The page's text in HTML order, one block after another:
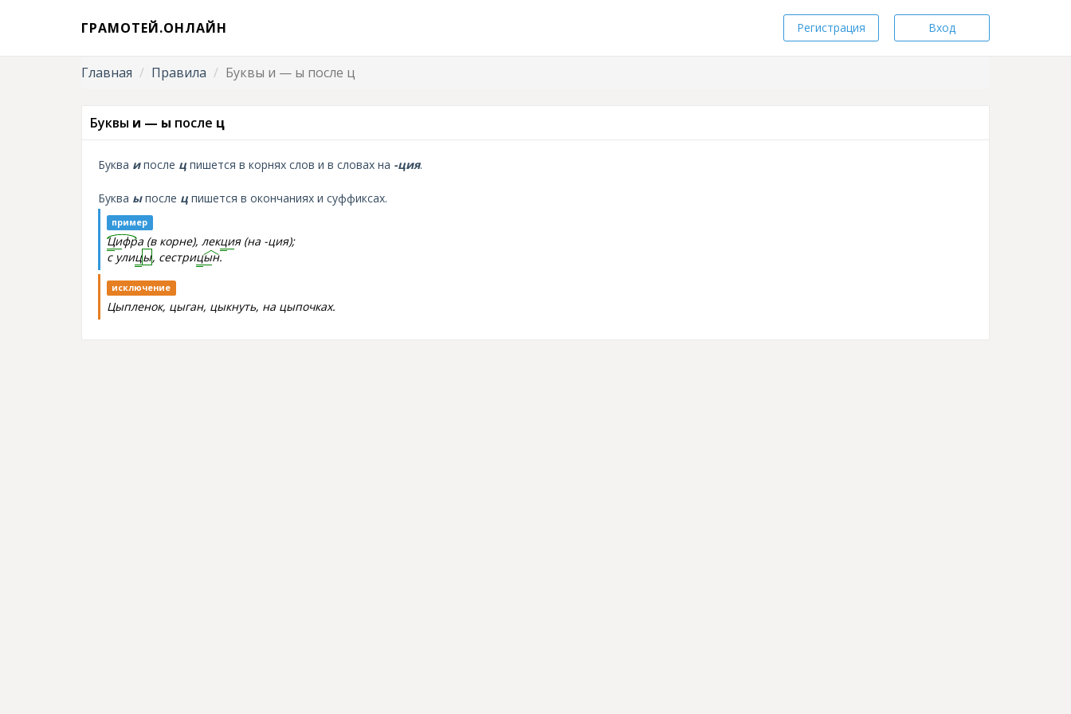
Регистрация Вход
ГРАМОТЕЙ.ОНЛАЙН
Главная Правила Буквы и — ы после ц
Буквы и — ы после ц
Буква ипосле ц пишется в корнях слов и в словах на -ция.
Буква ыпосле ц пишется в окончаниях и суффиксах.
пример
Цифра (в корне), лекция (на -ция);
с улицы, сестрицын.
исключение
Цыпленок, цыган, цыкнуть, на цыпочках.